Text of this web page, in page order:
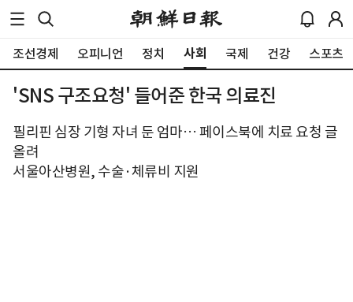
조선경제 오피니언 정치 사회 국제 건강 스포츠
'SNS 구조요청' 들어준 한국 의료진
필리핀 심장 기형 자녀 둔 엄마… 페이스북에 치료 요청 글
올려
서울아산병원, 수술·체류비 지원